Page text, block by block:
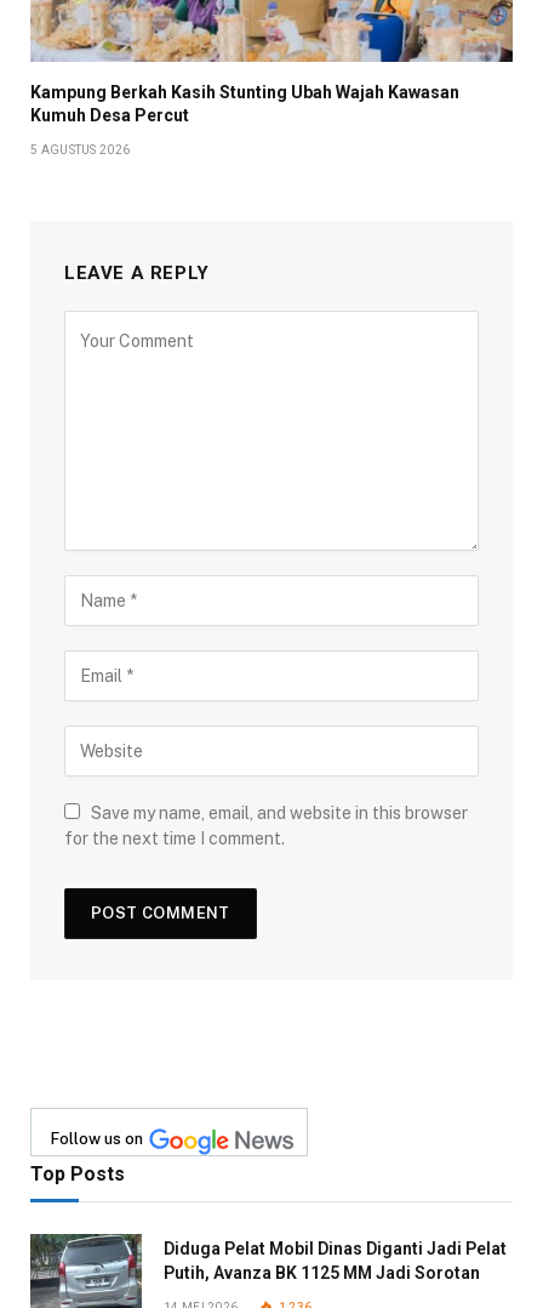
Kampung Berkah Kasih Stunting Ubah Wajah Kawasan
Kumuh Desa Percut
5 AGUSTUS 2026
LEAVE A REPLY
Save my name, email, and website in this browser
for the next time I comment.
Follow us on
Top Posts
Diduga Pelat Mobil Dinas Diganti Jadi Pelat
Putih, Avanza BK 1125 MM Jadi Sorotan